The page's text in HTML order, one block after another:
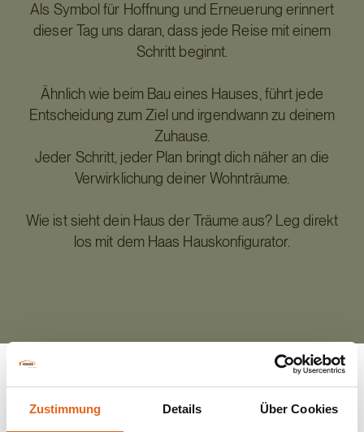
Zustimmung Details Über Cookies
Als Symbol für Hoffnung und Erneuerung erinnert
dieser Tag uns daran, dass jede Reise mit einem
Schritt beginnt.
Ähnlich wie beim Bau eines Hauses, führt jede
Entscheidung zum Ziel und irgendwann zu deinem
Zuhause.
Jeder Schritt, jeder Plan bringt dich näher an die
Verwirklichung deiner Wohnträume.
Wie ist sieht dein Haus der Träume aus? Leg direkt
los mit dem Haas Hauskonfigurator.